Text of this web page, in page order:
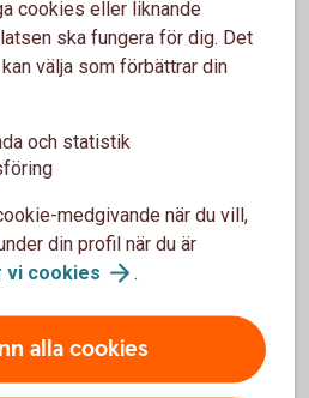
skrivs under av båda
hos skatteverket för att
cookies eller liknande
ska fungera för dig. Det
välja som förbättrar din
och statistik
medgivande när du vill,
din profil när du är
vi cookies .
alla cookies